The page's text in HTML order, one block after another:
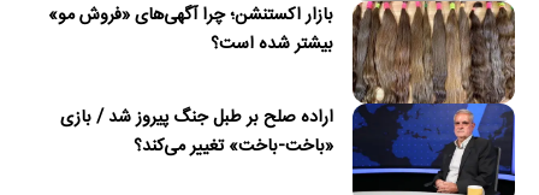
بازار اکستنشن؛ چرا آگهی‌های «فروش مو»
بیشتر شده است؟
اراده صلح بر طبل جنگ پیروز شد / بازی
«باخت-باخت» تغییر می‌کند؟